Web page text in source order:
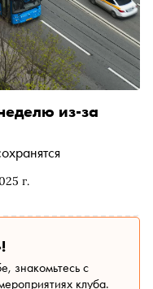
г.
из-за
знакомьтесь с
клуба.